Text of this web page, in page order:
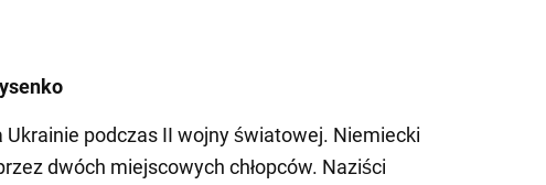
podczas II wojny światowej. Niemiecki
dwóch miejscowych chłopców. Naziści